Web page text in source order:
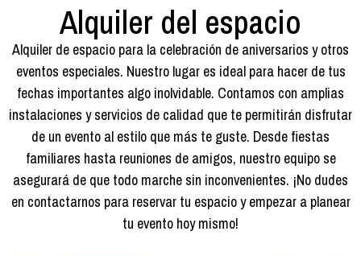
Alquiler del espacio
Alquiler de espacio para la celebración de aniversarios y otros
eventos especiales. Nuestro lugar es ideal para hacer de tus
fechas importantes algo inolvidable. Contamos con amplias
instalaciones y servicios de calidad que te permitirán disfrutar
de un evento al estilo que más te guste. Desde fiestas
familiares hasta reuniones de amigos, nuestro equipo se
asegurará de que todo marche sin inconvenientes. ¡No dudes
en contactarnos para reservar tu espacio y empezar a planear
tu evento hoy mismo!